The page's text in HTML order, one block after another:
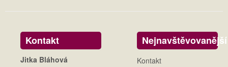
Kontakt
Jitka Bláhová
Nejnavštěvovanější
Kontakt